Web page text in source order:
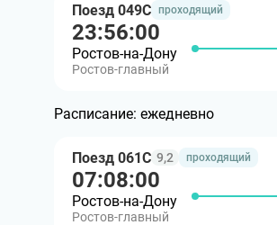
Поезд 049С проходящий
23:56:00
Ростов-на-Дону
Ростов-главный
Расписание: ежедневно
Поезд 061С 9,2 проходящий
07:08:00
Ростов-на-Дону
Ростов-главный